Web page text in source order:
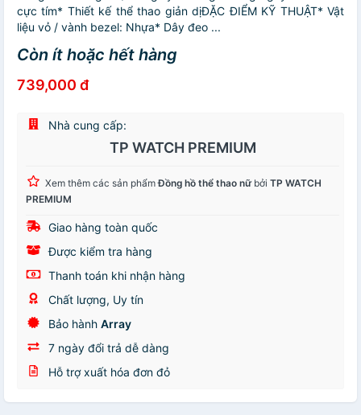
cực tím* Thiết kế thể thao giản dịĐẶC ĐIỂM KỸ THUẬT* Vật
liệu vỏ / vành bezel: Nhựa* Dây đeo ...
Còn ít hoặc hết hàng
739,000 đ
Nhà cung cấp:
TP WATCH PREMIUM
Xem thêm các sản phẩmĐồng hồ thể thao nữbởi TP WATCH
PREMIUM
Giao hàng toàn quốc
Được kiểm tra hàng
Thanh toán khi nhận hàng
Chất lượng, Uy tín
Bảo hành Array
7 ngày đổi trả dễ dàng
Hỗ trợ xuất hóa đơn đỏ